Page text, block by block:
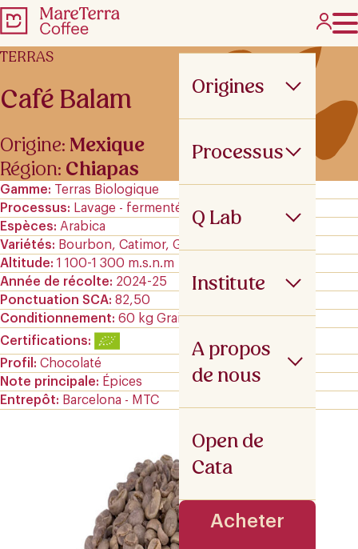
Origines
Processus
Q Lab
Institute
A propos
de nous
Open de
Cata
Acheter
TERRAS
Café Balam
Origine: Mexique
Région: Chiapas
Gamme
Terras Biologique
Processus
Lavage - fermenté
Espèces
Arabica
Variétés
Bourbon, Catimor, Garnica et Typica
Altitude 1 100-1 300 m.s.n.m
Année de récolte
2024-25
Ponctuation SCA 82,50
Conditionnement 60 kg GrainPro
Certifications
Profil
Chocolaté
Note principale
Épices
Entrepôt
Barcelona - MTC